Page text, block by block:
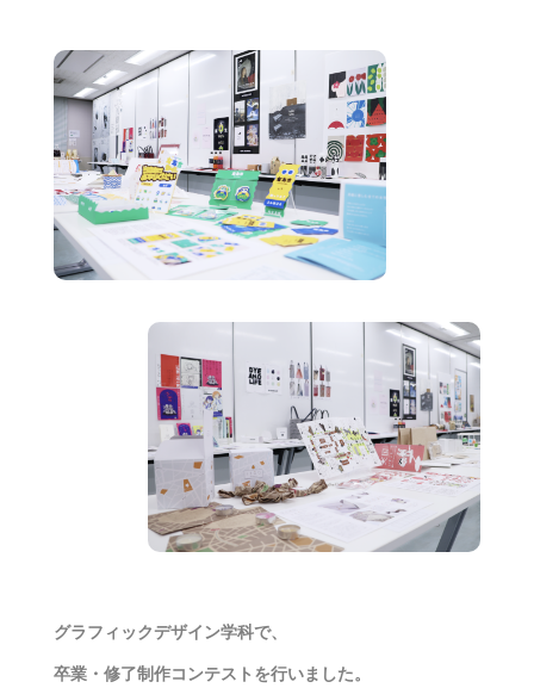
グラフィックデザイン学科で、
卒業・修了制作コンテストを行いました。